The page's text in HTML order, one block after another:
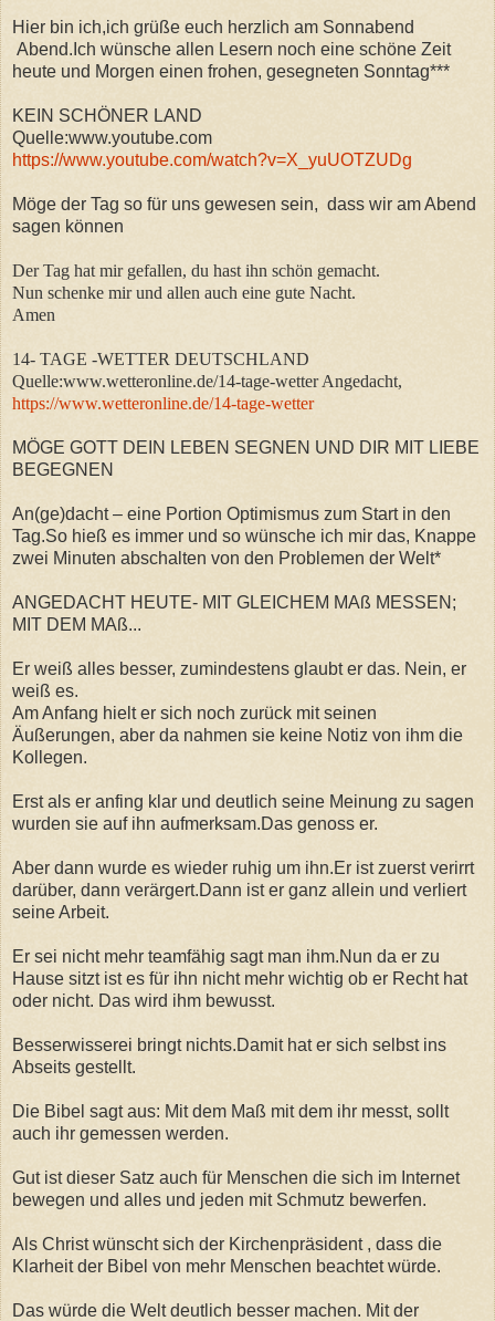
Hier bin ich,ich grüße euch herzlich am Sonnabend
Abend.Ich wünsche allen Lesern noch eine schöne Zeit
heute und Morgen einen frohen, gesegneten Sonntag***
KEIN SCHÖNER LAND
Quelle:www.youtube.com
https://www.youtube.com/watch?v=X_yuUOTZUDg
Möge der Tag so für uns gewesen sein, dass wir am Abend
sagen können
Der Tag hat mir gefallen, du hast ihn schön gemacht.
Nun schenke mir und allen auch eine gute Nacht.
Amen
14- TAGE -WETTER DEUTSCHLAND
Quelle:www.wetteronline.de/14-tage-wetter Angedacht,
https://www.wetteronline.de/14-tage-wetter
MÖGE GOTT DEIN LEBEN SEGNEN UND DIR MIT LIEBE
BEGEGNEN
An(ge)dacht – eine Portion Optimismus zum Start in den
Tag.So hieß es immer und so wünsche ich mir das, Knappe
zwei Minuten abschalten von den Problemen der Welt*
ANGEDACHT HEUTE- MIT GLEICHEM MAß MESSEN;
MIT DEM MAß...
Er weiß alles besser, zumindestens glaubt er das. Nein, er
weiß es.
Am Anfang hielt er sich noch zurück mit seinen
Äußerungen, aber da nahmen sie keine Notiz von ihm die
Kollegen.
Erst als er anfing klar und deutlich seine Meinung zu sagen
wurden sie auf ihn aufmerksam.Das genoss er.
Aber dann wurde es wieder ruhig um ihn.Er ist zuerst verirrt
darüber, dann verärgert.Dann ist er ganz allein und verliert
seine Arbeit.
Er sei nicht mehr teamfähig sagt man ihm.Nun da er zu
Hause sitzt ist es für ihn nicht mehr wichtig ob er Recht hat
oder nicht. Das wird ihm bewusst.
Besserwisserei bringt nichts.Damit hat er sich selbst ins
Abseits gestellt.
Die Bibel sagt aus: Mit dem Maß mit dem ihr messt, sollt
auch ihr gemessen werden.
Gut ist dieser Satz auch für Menschen die sich im Internet
bewegen und alles und jeden mit Schmutz bewerfen.
Als Christ wünscht sich der Kirchenpräsident , dass die
Klarheit der Bibel von mehr Menschen beachtet würde.
Das würde die Welt deutlich besser machen. Mit der